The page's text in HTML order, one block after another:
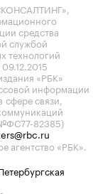
средства
службой
технологий
«РБК»
информации
связи,
82385)
агентство «РБК».